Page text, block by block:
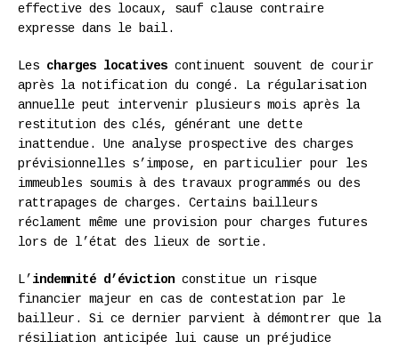
effective des locaux, sauf clause contraire
expresse dans le bail.
Les charges locatives continuent souvent de courir
après la notification du congé. La régularisation
annuelle peut intervenir plusieurs mois après la
restitution des clés, générant une dette
inattendue. Une analyse prospective des charges
prévisionnelles s’impose, en particulier pour les
immeubles soumis à des travaux programmés ou des
rattrapages de charges. Certains bailleurs
réclament même une provision pour charges futures
lors de l’état des lieux de sortie.
L’ indemnité d’éviction constitue un risque
financier majeur en cas de contestation par le
bailleur. Si ce dernier parvient à démontrer que la
résiliation anticipée lui cause un préjudice